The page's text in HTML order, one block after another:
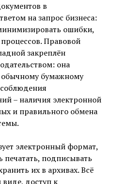
в
на запрос бизнеса:
ошибки,
Правовой
закреплён
она
обычному бумажному
– наличия электронной
и правильного обмена
электронный формат,
печатать, подписывать
их в архивах. Всё
доступ к